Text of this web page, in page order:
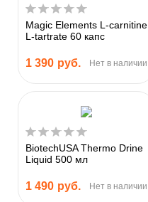
Magic Elements L-carnitine
L-tartrate 60 капс
1 390 руб. Нет в наличии
BiotechUSA Thermo Drine
Liquid 500 мл
1 490 руб. Нет в наличии